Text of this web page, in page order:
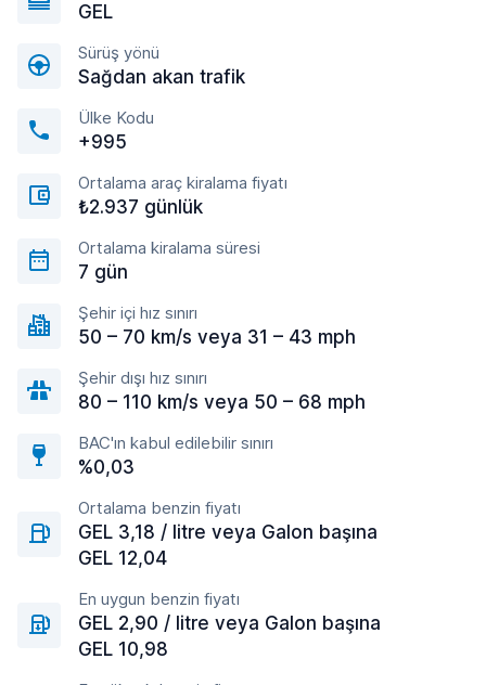
GEL
Sürüş yönü
Sağdan akan trafik
Ülke Kodu
+995
Ortalama araç kiralama fiyatı
₺2.937 günlük
Ortalama kiralama süresi
7 gün
Şehir içi hız sınırı
50 – 70 km/s veya 31 – 43 mph
Şehir dışı hız sınırı
80 – 110 km/s veya 50 – 68 mph
BAC'ın kabul edilebilir sınırı
%0,03
Ortalama benzin fiyatı
GEL 3,18 / litre veya Galon başına
GEL 12,04
En uygun benzin fiyatı
GEL 2,90 / litre veya Galon başına
GEL 10,98